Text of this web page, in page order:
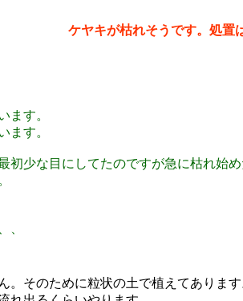
ケヤキが枯れそうです。処置
ます。
ます。
少な目にしてたのですが急に枯れ始
、
そのために粒状の土で植えてありま